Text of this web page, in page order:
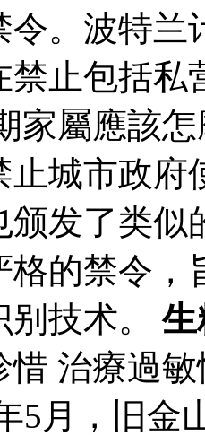
令。波特兰
禁止包括
家屬應該
止城市政
颁发了类似
格的禁令，
别技术。生
惜 治療過
5月，旧金